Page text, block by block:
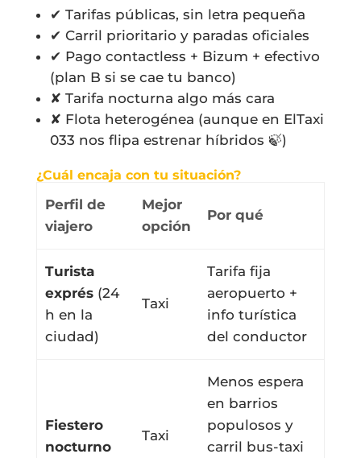
✔ Tarifas públicas, sin letra pequeña
✔ Carril prioritario y paradas oficiales
✔ Pago contactless + Bizum + efectivo
(plan B si se cae tu banco)
✘ Tarifa nocturna algo más cara
✘ Flota heterogénea (aunque en ElTaxi
033 nos flipa estrenar híbridos 🍃)
¿Cuál encaja con tu situación?
Perfil de
viajero
Mejor
opción
Por qué
Turista
exprés(24
h en la
ciudad)
Taxi
Tarifa fija
aeropuerto +
info turística
del conductor
Fiestero
nocturno
Taxi
Menos espera
en barrios
populosos y
carril bus-taxi